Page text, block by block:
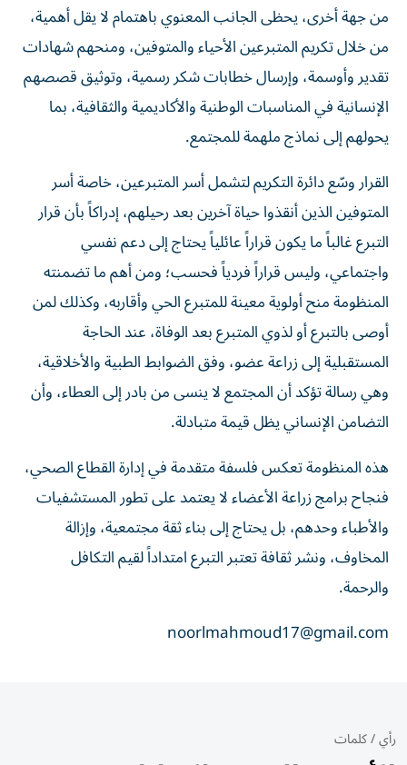
من جهة أخرى، يحظى الجانب المعنوي باهتمام لا يقل أهمية،
من خلال تكريم المتبرعين الأحياء والمتوفين، ومنحهم شهادات
تقدير وأوسمة، وإرسال خطابات شكر رسمية، وتوثيق قصصهم
الإنسانية في المناسبات الوطنية والأكاديمية والثقافية، بما
يحولهم إلى نماذج ملهمة للمجتمع.
القرار وسّع دائرة التكريم لتشمل أسر المتبرعين، خاصة أسر
المتوفين الذين أنقذوا حياة آخرين بعد رحيلهم، إدراكاً بأن قرار
التبرع غالباً ما يكون قراراً عائلياً يحتاج إلى دعم نفسي
واجتماعي، وليس قراراً فردياً فحسب؛ ومن أهم ما تضمنته
المنظومة منح أولوية معينة للمتبرع الحي وأقاربه، وكذلك لمن
أوصى بالتبرع أو لذوي المتبرع بعد الوفاة، عند الحاجة
المستقبلية إلى زراعة عضو، وفق الضوابط الطبية والأخلاقية،
وهي رسالة تؤكد أن المجتمع لا ينسى من بادر إلى العطاء، وأن
التضامن الإنساني يظل قيمة متبادلة.
هذه المنظومة تعكس فلسفة متقدمة في إدارة القطاع الصحي،
فنجاح برامج زراعة الأعضاء لا يعتمد على تطور المستشفيات
والأطباء وحدهم، بل يحتاج إلى بناء ثقة مجتمعية، وإزالة
المخاوف، ونشر ثقافة تعتبر التبرع امتداداً لقيم التكافل
والرحمة.
noorlmahmoud17@gmail.com
رأي/كلمات